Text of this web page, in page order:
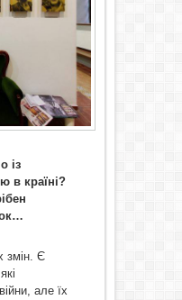
із
в країні?
змін. Є
але їх